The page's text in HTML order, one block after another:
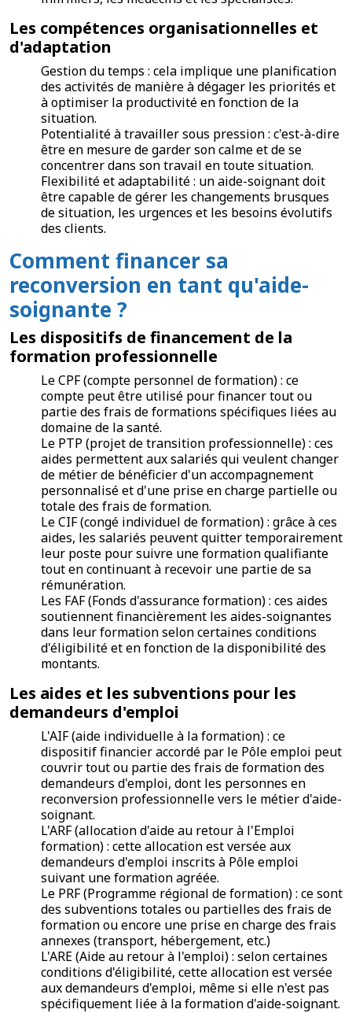
Les compétences organisationnelles et
d'adaptation
Gestion du temps : cela implique une planification
des activités de manière à dégager les priorités et
à optimiser la productivité en fonction de la
situation.
Potentialité à travailler sous pression : c'est-à-dire
être en mesure de garder son calme et de se
concentrer dans son travail en toute situation.
Flexibilité et adaptabilité : un aide-soignant doit
être capable de gérer les changements brusques
de situation, les urgences et les besoins évolutifs
des clients.
Comment financer sa
reconversion en tant qu'aide-
soignante ?
Les dispositifs de financement de la
formation professionnelle
Le CPF (compte personnel de formation) : ce
compte peut être utilisé pour financer tout ou
partie des frais de formations spécifiques liées au
domaine de la santé.
Le PTP (projet de transition professionnelle) : ces
aides permettent aux salariés qui veulent changer
de métier de bénéficier d'un accompagnement
personnalisé et d'une prise en charge partielle ou
totale des frais de formation.
Le CIF (congé individuel de formation) : grâce à ces
aides, les salariés peuvent quitter temporairement
leur poste pour suivre une formation qualifiante
tout en continuant à recevoir une partie de sa
rémunération.
Les FAF (Fonds d'assurance formation) : ces aides
soutiennent financièrement les aides-soignantes
dans leur formation selon certaines conditions
d'éligibilité et en fonction de la disponibilité des
montants.
Les aides et les subventions pour les
demandeurs d'emploi
L'AIF (aide individuelle à la formation) : ce
dispositif financier accordé par le Pôle emploi peut
couvrir tout ou partie des frais de formation des
demandeurs d'emploi, dont les personnes en
reconversion professionnelle vers le métier d'aide-
soignant.
L'ARF (allocation d'aide au retour à l'Emploi
formation) : cette allocation est versée aux
demandeurs d'emploi inscrits à Pôle emploi
suivant une formation agréée.
Le PRF (Programme régional de formation) : ce sont
des subventions totales ou partielles des frais de
formation ou encore une prise en charge des frais
annexes (transport, hébergement, etc.)
L'ARE (Aide au retour à l'emploi) : selon certaines
conditions d'éligibilité, cette allocation est versée
aux demandeurs d'emploi, même si elle n'est pas
spécifiquement liée à la formation d'aide-soignant.